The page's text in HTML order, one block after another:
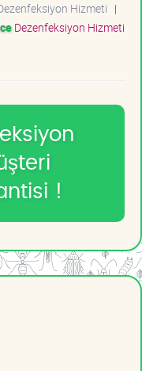
Hizmeti |
Dezenfeksiyon Hizmeti
!